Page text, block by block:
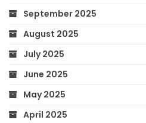
September 2025
August 2025
July 2025
June 2025
May 2025
April 2025